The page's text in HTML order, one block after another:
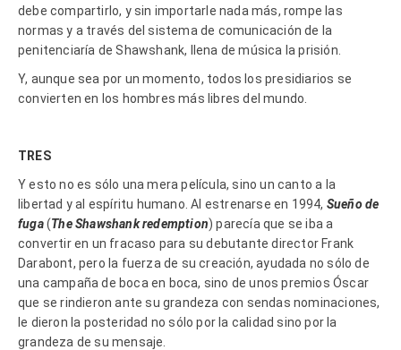
debe compartirlo, y sin importarle nada más, rompe las
normas y a través del sistema de comunicación de la
penitenciaría de Shawshank, llena de música la prisión.
Y, aunque sea por un momento, todos los presidiarios se
convierten en los hombres más libres del mundo.
TRES
Y esto no es sólo una mera película, sino un canto a la
libertad y al espíritu humano. Al estrenarse en 1994, Sueño de
fuga(The Shawshank redemption) parecía que se iba a
convertir en un fracaso para su debutante director Frank
Darabont, pero la fuerza de su creación, ayudada no sólo de
una campaña de boca en boca, sino de unos premios Óscar
que se rindieron ante su grandeza con sendas nominaciones,
le dieron la posteridad no sólo por la calidad sino por la
grandeza de su mensaje.